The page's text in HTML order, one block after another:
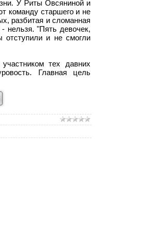
У Риты Овсяниной и
команду старшего и не
разбитая и сломанная
нельзя. "Пять девочек,
отступили и не смогли
тех давних
Главная цель